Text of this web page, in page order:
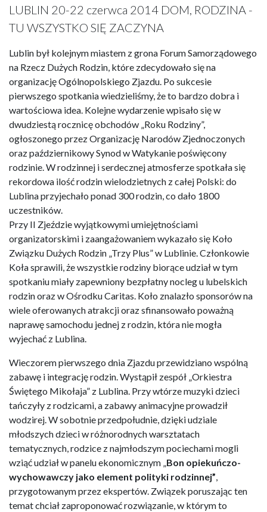
LUBLIN 20-22 czerwca 2014 DOM, RODZINA -
TU WSZYSTKO SIĘ ZACZYNA
Lublin był kolejnym miastem z grona Forum Samorządowego
na Rzecz Dużych Rodzin, które zdecydowało się na
organizację Ogólnopolskiego Zjazdu. Po sukcesie
pierwszego spotkania wiedzieliśmy, że to bardzo dobra i
wartościowa idea. Kolejne wydarzenie wpisało się w
dwudziestą rocznicę obchodów „Roku Rodziny”,
ogłoszonego przez Organizację Narodów Zjednoczonych
oraz październikowy Synod w Watykanie poświęcony
rodzinie. W rodzinnej i serdecznej atmosferze spotkała się
rekordowa ilość rodzin wielodzietnych z całej Polski: do
Lublina przyjechało ponad 300 rodzin, co dało 1800
uczestników.
Przy II Zjeździe wyjątkowymi umiejętnościami
organizatorskimi i zaangażowaniem wykazało się Koło
Związku Dużych Rodzin „Trzy Plus” w Lublinie. Członkowie
Koła sprawili, że wszystkie rodziny biorące udział w tym
spotkaniu miały zapewniony bezpłatny nocleg u lubelskich
rodzin oraz w Ośrodku Caritas. Koło znalazło sponsorów na
wiele oferowanych atrakcji oraz sfinansowało poważną
naprawę samochodu jednej z rodzin, która nie mogła
wyjechać z Lublina.
Wieczorem pierwszego dnia Zjazdu przewidziano wspólną
zabawę i integrację rodzin. Wystąpił zespół „Orkiestra
Świętego Mikołaja” z Lublina. Przy wtórze muzyki dzieci
tańczyły z rodzicami, a zabawy animacyjne prowadził
wodzirej. W sobotnie przedpołudnie, dzięki udziale
młodszych dzieci w różnorodnych warsztatach
tematycznych, rodzice z najmłodszym pociechami mogli
wziąć udział w panelu ekonomicznym „Bon opiekuńczo-
wychowawczy jako element polityki rodzinnej”,
przygotowanym przez ekspertów. Związek poruszając ten
temat chciał zaproponować rozwiązanie, w którym to